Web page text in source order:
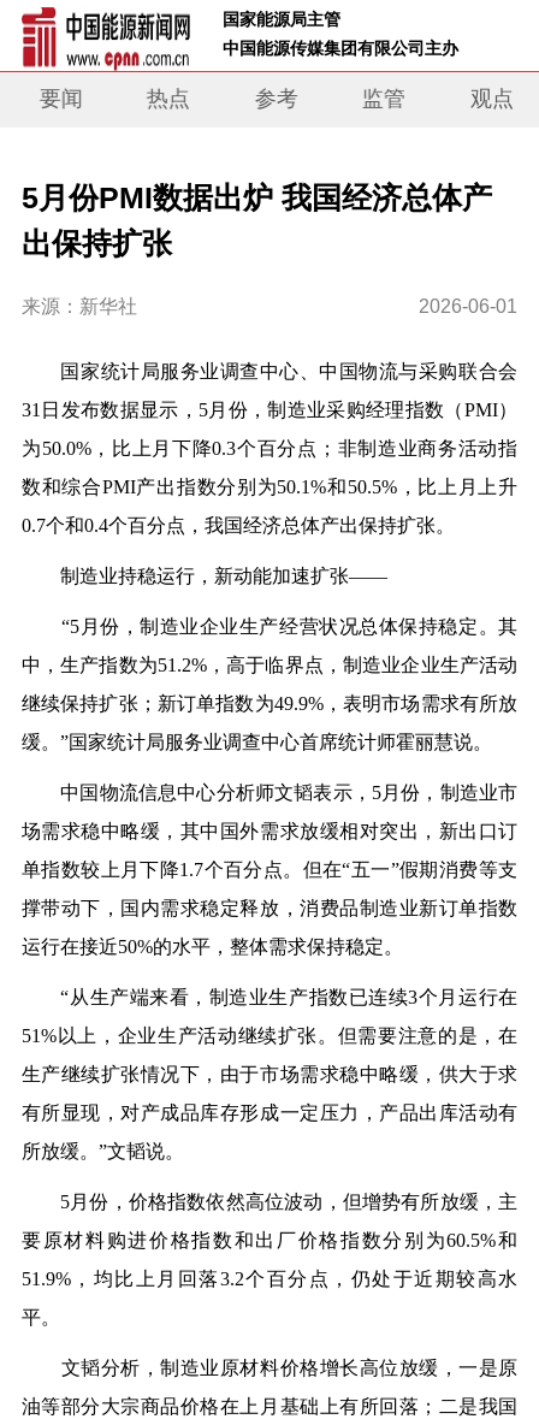
国家能源局主管
中国能源传媒集团有限公司主办
要闻 热点 参考 监管 观点
5月份PMI数据出炉 我国经济总体产
出保持扩张
来源：新华社 2026-06-01
国家统计局服务业调查中心、中国物流与采购联合会
31日发布数据显示，5月份，制造业采购经理指数（PMI）
为50.0%，比上月下降0.3个百分点；非制造业商务活动指
数和综合PMI产出指数分别为50.1%和50.5%，比上月上升
0.7个和0.4个百分点，我国经济总体产出保持扩张。
制造业持稳运行，新动能加速扩张——
“5月份，制造业企业生产经营状况总体保持稳定。其
中，生产指数为51.2%，高于临界点，制造业企业生产活动
继续保持扩张；新订单指数为49.9%，表明市场需求有所放
缓。”国家统计局服务业调查中心首席统计师霍丽慧说。
中国物流信息中心分析师文韬表示，5月份，制造业市
场需求稳中略缓，其中国外需求放缓相对突出，新出口订
单指数较上月下降1.7个百分点。但在“五一”假期消费等支
撑带动下，国内需求稳定释放，消费品制造业新订单指数
运行在接近50%的水平，整体需求保持稳定。
“从生产端来看，制造业生产指数已连续3个月运行在
51%以上，企业生产活动继续扩张。但需要注意的是，在
生产继续扩张情况下，由于市场需求稳中略缓，供大于求
有所显现，对产成品库存形成一定压力，产品出库活动有
所放缓。”文韬说。
5月份，价格指数依然高位波动，但增势有所放缓，主
要原材料购进价格指数和出厂价格指数分别为60.5%和
51.9%，均比上月回落3.2个百分点，仍处于近期较高水
平。
文韬分析，制造业原材料价格增长高位放缓，一是原
油等部分大宗商品价格在上月基础上有所回落；二是我国